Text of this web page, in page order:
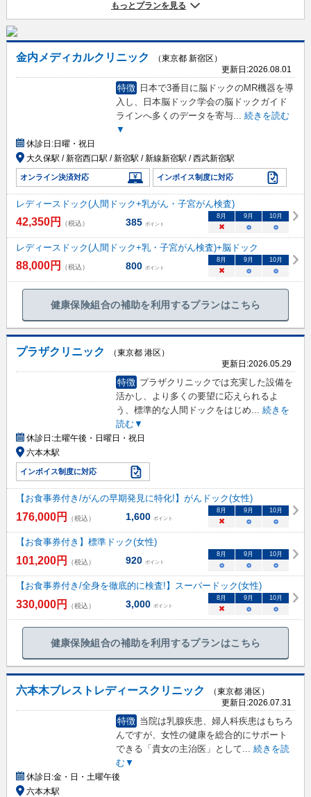
もっとプランを見る
金内メディカルクリニック
（東京都 新宿区）
更新日:2026.08.01
特徴 日本で3番目に脳ドックのMR機器を導
入し、日本脳ドック学会の脳ドックガイド
ラインへ多くのデータを寄与...
続きを読む
▼
休診日:日曜・祝日
大久保駅 / 新宿西口駅 / 新宿駅 / 新線新宿駅 / 西武新宿駅
オンライン決済対応 インボイス制度に対応
レディースドック(人間ドック+乳がん・子宮がん検査)
42,350円 （税込） 385 ポイント
8 月 9 月 10月
× ○ ○
レディースドック(人間ドック+乳・子宮がん検査)+脳ドック
88,000円 （税込） 800 ポイント
8 月 9 月 10月
× ○ ○
健康保険組合の補助を利用するプランはこちら
プラザクリニック
（東京都 港区）
更新日:2026.05.29
特徴 プラザクリニックでは充実した設備を
活かし、より多くの要望に応えられるよ
う、標準的な人間ドックをはじめ... 続きを
読む▼
休診日:土曜午後・日曜日・祝日
六本木駅
インボイス制度に対応
【お食事券付き/がんの早期発見に特化!】がんドック(女性)
176,000円 （税込） 1,600 ポイント
8月 9月 10月
× ○ ○
【お食事券付き】標準ドック(女性)
101,200円 （税込） 920 ポイント
8月 9月 10月
○ ○ ○
【お食事券付き/全身を徹底的に検査!】スーパードック(女性)
330,000円 （税込） 3,000 ポイント
8月 9月 10月
× ○ ○
健康保険組合の補助を利用するプランはこちら
六本木ブレストレディースクリニック
（東京都 港区）
更新日:2026.07.31
特徴 当院は乳腺疾患、婦人科疾患はもちろ
んですが、女性の健康を総合的にサポート
できる「貴女の主治医」として
続きを読
む▼
休診日:金・日・土曜午後
六本木駅